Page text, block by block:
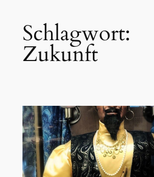
Schlagwort:
Zukunft